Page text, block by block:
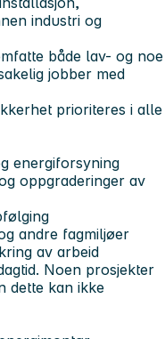
industri og
både lav- og noe
jobber med
prioriteres i alle
energiforsyning
oppgraderinger av
andre fagmiljøer
av arbeid
Noen prosjekter
dette kan ikke